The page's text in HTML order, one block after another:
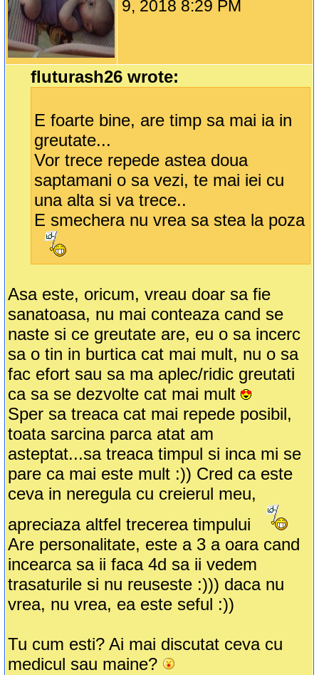
9, 2018 8:29 PM
fluturash26 wrote:
E foarte bine, are timp sa mai ia in
greutate...
Vor trece repede astea doua
saptamani o sa vezi, te mai iei cu
una alta si va trece..
E smechera nu vrea sa stea la poza
Asa este, oricum, vreau doar sa fie
sanatoasa, nu mai conteaza cand se
naste si ce greutate are, eu o sa incerc
sa o tin in burtica cat mai mult, nu o sa
fac efort sau sa ma aplec/ridic greutati
ca sa se dezvolte cat mai mult
Sper sa treaca cat mai repede posibil,
toata sarcina parca atat am
asteptat...sa treaca timpul si inca mi se
pare ca mai este mult :)) Cred ca este
ceva in neregula cu creierul meu,
apreciaza altfel trecerea timpului
Are personalitate, este a 3 a oara cand
incearca sa ii faca 4d sa ii vedem
trasaturile si nu reuseste :))) daca nu
vrea, nu vrea, ea este seful :))
Tu cum esti? Ai mai discutat ceva cu
medicul sau maine?